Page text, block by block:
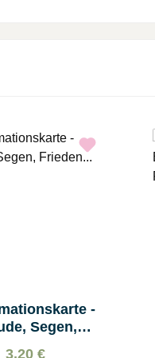
-
Segen,
3,20 €